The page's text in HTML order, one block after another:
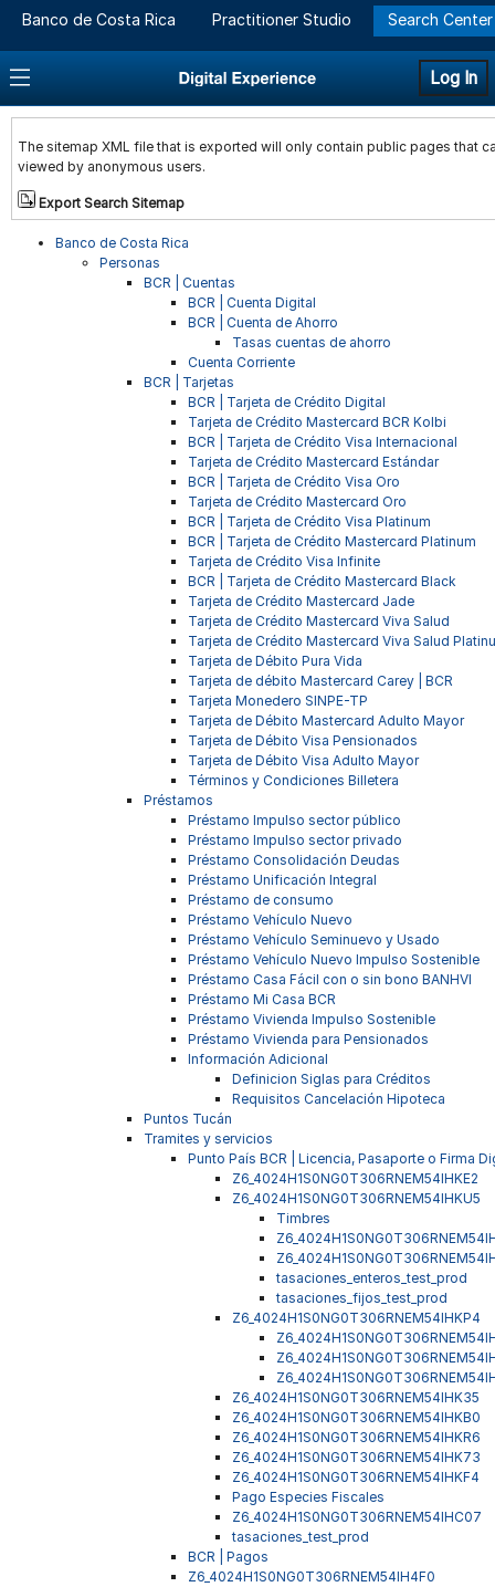
Banco de Costa Rica Practitioner Studio Search Center
Log In
The sitemap XML file that is exported will only contain public pages that
viewed by anonymous users.
Export Search Sitemap
Banco de Costa Rica
Personas
BCR | Cuentas
BCR | Cuenta Digital
BCR | Cuenta de Ahorro
Tasas cuentas de ahorro
Cuenta Corriente
BCR | Tarjetas
BCR | Tarjeta de Crédito Digital
Tarjeta de Crédito Mastercard BCR Kolbi
BCR | Tarjeta de Crédito Visa Internacional
Tarjeta de Crédito Mastercard Estándar
BCR | Tarjeta de Crédito Visa Oro
Tarjeta de Crédito Mastercard Oro
BCR | Tarjeta de Crédito Visa Platinum
BCR | Tarjeta de Crédito Mastercard Platinum
Tarjeta de Crédito Visa Infinite
BCR | Tarjeta de Crédito Mastercard Black
Tarjeta de Crédito Mastercard Jade
Tarjeta de Crédito Mastercard Viva Salud
Tarjeta de Crédito Mastercard Viva Salud
Tarjeta de Débito Pura Vida
Tarjeta de débito Mastercard Carey | BCR
Tarjeta Monedero SINPE-TP
Tarjeta de Débito Mastercard Adulto Mayor
Tarjeta de Débito Visa Pensionados
Tarjeta de Débito Visa Adulto Mayor
Términos y Condiciones Billetera
Préstamos
Préstamo Impulso sector público
Préstamo Impulso sector privado
Préstamo Consolidación Deudas
Préstamo Unificación Integral
Préstamo de consumo
Préstamo Vehículo Nuevo
Préstamo Vehículo Seminuevo y Usado
Préstamo Vehículo Nuevo Impulso Sostenible
Préstamo Casa Fácil con o sin bono BANHVI
Préstamo Mi Casa BCR
Préstamo Vivienda Impulso Sostenible
Préstamo Vivienda para Pensionados
Información Adicional
Definicion Siglas para Créditos
Requisitos Cancelación Hipoteca
Puntos Tucán
Tramites y servicios
Punto País BCR | Licencia, Pasaporte o Firma
Z6_4024H1S0NG0T306RNEM54IHKE2
Z6_4024H1S0NG0T306RNEM54IHKU5
Timbres
tasaciones_enteros_test_prod
tasaciones_fijos_test_prod
Z6_4024H1S0NG0T306RNEM54IHKP4
Z6_4024H1S0NG0T306RNEM54IHK35
Z6_4024H1S0NG0T306RNEM54IHKB0
Z6_4024H1S0NG0T306RNEM54IHKR6
Z6_4024H1S0NG0T306RNEM54IHK73
Z6_4024H1S0NG0T306RNEM54IHKF4
Pago Especies Fiscales
Z6_4024H1S0NG0T306RNEM54IHC07
tasaciones_test_prod
BCR | Pagos
Z6_4024H1S0NG0T306RNEM54IH4F0